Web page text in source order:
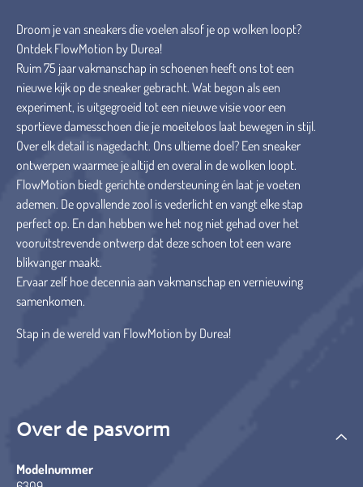
Droom je van sneakers die voelen alsof je op wolken loopt?
Ontdek FlowMotion by Durea!
Ruim 75 jaar vakmanschap in schoenen heeft ons tot een
nieuwe kijk op de sneaker gebracht. Wat begon als een
experiment, is uitgegroeid tot een nieuwe visie voor een
sportieve damesschoen die je moeiteloos laat bewegen in stijl.
Over elk detail is nagedacht. Ons ultieme doel? Een sneaker
ontwerpen waarmee je altijd en overal in de wolken loopt.
FlowMotion biedt gerichte ondersteuning én laat je voeten
ademen. De opvallende zool is vederlicht en vangt elke stap
perfect op. En dan hebben we het nog niet gehad over het
vooruitstrevende ontwerp dat deze schoen tot een ware
blikvanger maakt.
Ervaar zelf hoe decennia aan vakmanschap en vernieuwing
samenkomen.
Stap in de wereld van FlowMotion by Durea!
Over de pasvorm
Modelnummer